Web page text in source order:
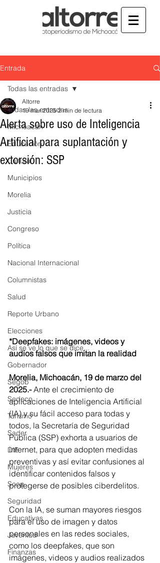
Entrada
Todas las entradas
Michoacán
Educación
Cultura
Municipios
Morelia
Justicia
Congreso
Política
Nacional Internacional
Columnistas
Salud
Reporte Urbano
Elecciones
Así se ve lo que se dice...
Gobernador
Segob
Sedeco
Turismo
Sader
DIF
Mujeres
Scop
Seguridad
Educativas
Juventud
Finanzas
Todas las entradas
Alerta sobre uso de Inteligencia
Artificial para suplantación y
extorsión: SSP
Altorre
19 mar 2025 2 min de lectura
*Deepfakes: imágenes, videos y
audios falsos que imitan la realidad
Morelia, Michoacán, 19 de marzo del
2025.- Ante el crecimiento de
aplicaciones de Inteligencia Artificial
(IA) y su fácil acceso para todas y
todos, la Secretaría de Seguridad
Pública (SSP) exhorta a usuarios de
internet, para que adopten medidas
preventivas y así evitar confusiones al
identificar contenidos falsos y
protegerse de posibles ciberdelitos.
Con la IA, se suman mayores riesgos
para el uso de imagen y datos
personales en las redes sociales,
como los deepfakes, que son
imágenes, videos y audios realizados